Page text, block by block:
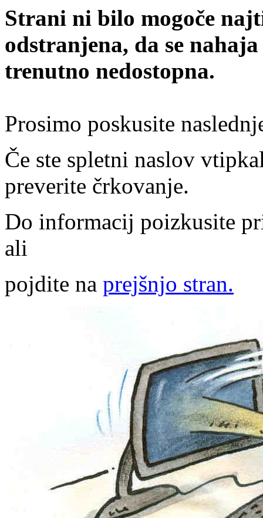
Strani ni bilo mogoče
odstranjena, da se
trenutno nedostopna.
Prosimo poskusite
Če ste spletni naslov
preverite črkovanje.
Do informacij poizkusite
ali
pojdite na prejšnjo stran.